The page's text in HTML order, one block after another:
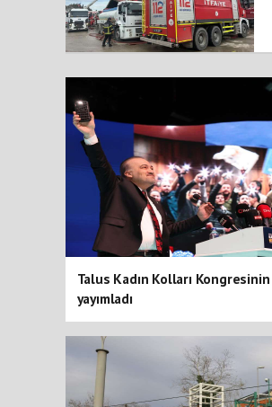
Talus Kadın Kolları
yayımladı